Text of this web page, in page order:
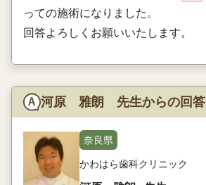
っての施術になりました。
回答よろしくお願いいたします。
河原 雅朗 先生からの回答
奈良県
かわはら歯科クリニック